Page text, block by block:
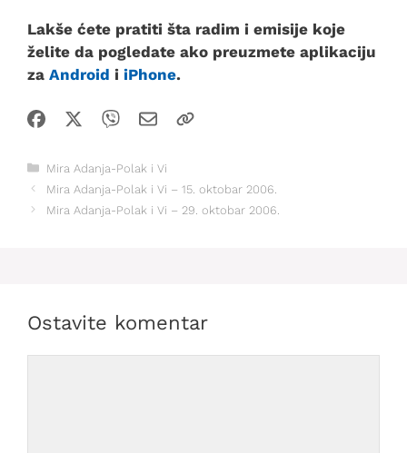
Lakše ćete pratiti šta radim i emisije koje
želite da pogledate ako preuzmete aplikaciju
za Android i iPhone.
Kategorije
Mira Adanja-Polak i Vi
Mira Adanja-Polak i Vi – 15. oktobar 2006.
Mira Adanja-Polak i Vi – 29. oktobar 2006.
Ostavite komentar